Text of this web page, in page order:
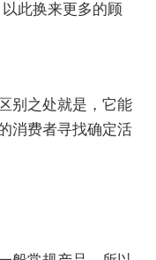
此换来更多的顾
别之处就是，它能
消费者寻找确定活